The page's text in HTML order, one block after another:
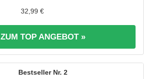
32,99 €
ZUM TOP ANGEBOT »
2